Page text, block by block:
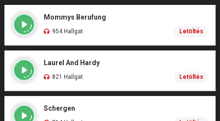
Mommys Berufung
954 Hallgat Letöltés
Laurel And Hardy
821 Hallgat Letöltés
Schergen